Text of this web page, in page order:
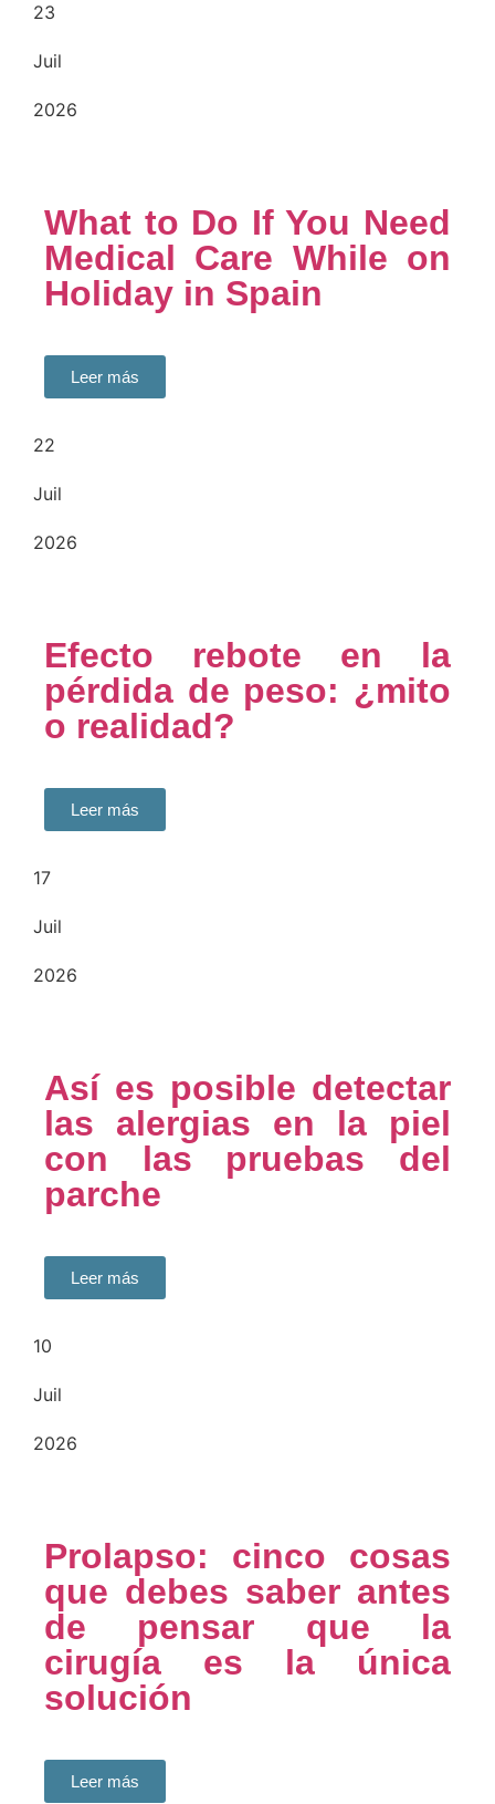
23
Juil
2026
What to Do If You Need
Medical Care While on
Holiday in Spain
Leer más
22
Juil
2026
Efecto rebote en la
pérdida de peso: ¿mito
o realidad?
Leer más
17
Juil
2026
Así es posible detectar
las alergias en la piel
con las pruebas del
parche
Leer más
10
Juil
2026
Prolapso: cinco cosas
que debes saber antes
de pensar que la
cirugía es la única
solución
Leer más